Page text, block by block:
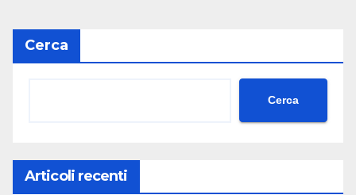
Cerca
Cerca
Articoli recenti